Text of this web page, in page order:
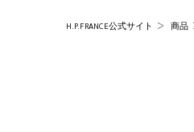
1055101.2610001.0001
H.P.FRANCE公式サイト 商品